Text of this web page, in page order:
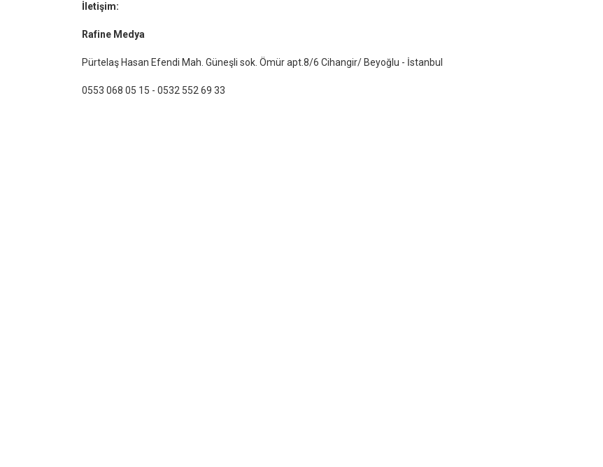
İletişim:
Rafine Medya
Pürtelaş Hasan Efendi Mah. Güneşli sok. Ömür apt.8/6 Cihangir/ Beyoğlu - İstanbul
0553 068 05 15 - 0532 552 69 33